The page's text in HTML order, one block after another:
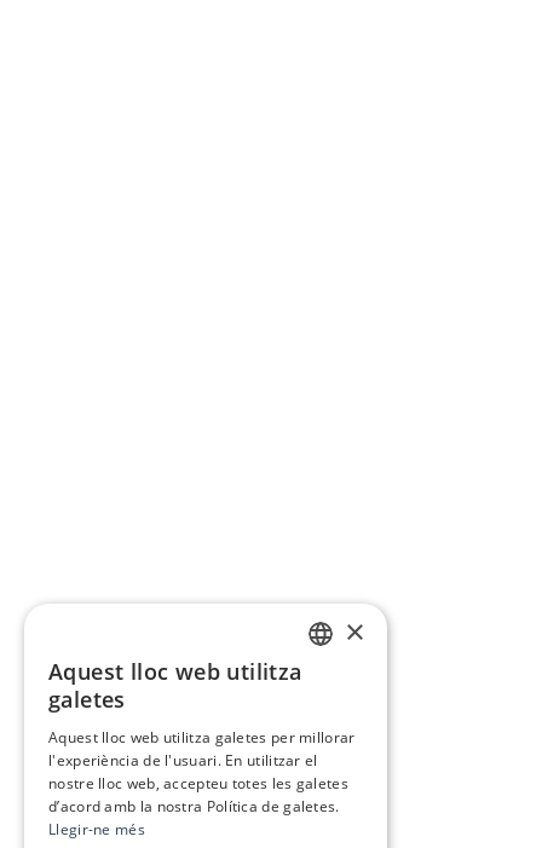
×
Aquest lloc web utilitza
galetes
Aquest lloc web utilitza galetes per millorar
l'experiència de l'usuari. En utilitzar el
nostre lloc web, accepteu totes les galetes
d’acord amb la nostra Política de galetes.
Llegir-ne més